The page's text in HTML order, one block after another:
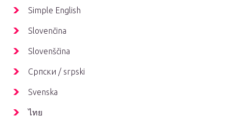
Simple English
Slovenčina
Slovenščina
Српски / srpski
Svenska
ไทย